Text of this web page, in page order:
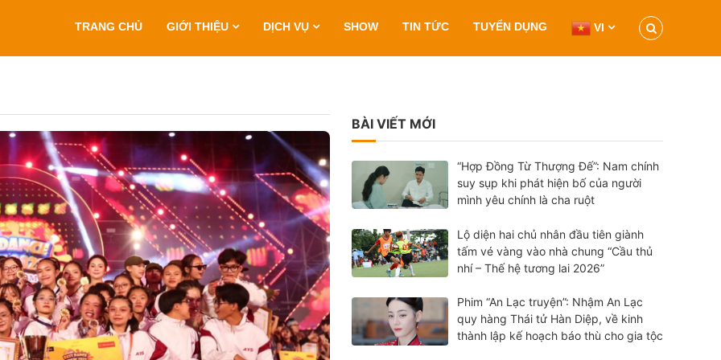
TRANG CHỦ GIỚI THIỆU DỊCH VỤ SHOW TIN TỨC TUYỂN DỤNG VI
BÀI VIẾT MỚI
“Hợp Đồng Từ Thượng Đế”: Nam chính
suy sụp khi phát hiện bố của người
mình yêu chính là cha ruột
Lộ diện hai chủ nhân đầu tiên giành
tấm vé vàng vào nhà chung “Cầu thủ
nhí – Thế hệ tương lai 2026”
Phim “An Lạc truyện”: Nhậm An Lạc
quy hàng Thái tử Hàn Diệp, về kinh
thành lập kế hoạch báo thù cho gia tộc